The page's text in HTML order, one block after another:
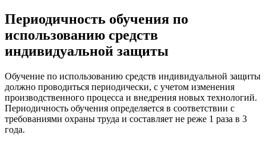
Периодичность обучения по
использованию средств
индивидуальной защиты
Обучение по использованию средств индивидуальной защиты
должно проводиться периодически, с учетом изменения
производственного процесса и внедрения новых технологий.
Периодичность обучения определяется в соответствии с
требованиями охраны труда и составляет не реже 1 раза в 3
года.